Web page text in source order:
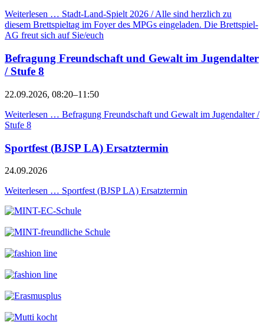
Weiterlesen … Stadt-Land-Spielt 2026 / Alle sind herzlich zu
diesem Brettspieltag im Foyer des MPGs eingeladen. Die Brettspiel-
AG freut sich auf Sie/euch
Befragung Freundschaft und Gewalt im Jugendalter
/ Stufe 8
22.09.2026, 08:20–11:50
Weiterlesen … Befragung Freundschaft und Gewalt im Jugendalter /
Stufe 8
Sportfest (BJSP LA) Ersatztermin
24.09.2026
Weiterlesen … Sportfest (BJSP LA) Ersatztermin